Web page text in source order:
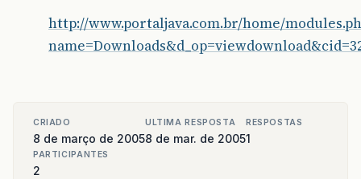
http://www.portaljava.com.br/home/
CRIADO
8 de março de 2005
ULTIMA RESPOSTA
8 de mar. de 2005
RESPOSTAS
1
PARTICIPANTES
2